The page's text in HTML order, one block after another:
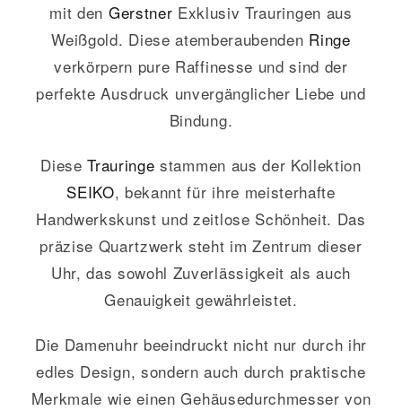
mit den Gerstner Exklusiv Trauringen aus
Weißgold. Diese atemberaubenden Ringe
verkörpern pure Raffinesse und sind der
perfekte Ausdruck unvergänglicher Liebe und
Bindung.
DieseTrauringe stammen aus der Kollektion
SEIKO, bekannt für ihre meisterhafte
Handwerkskunst und zeitlose Schönheit. Das
präzise Quartzwerk steht im Zentrum dieser
Uhr, das sowohl Zuverlässigkeit als auch
Genauigkeit gewährleistet.
Die Damenuhr beeindruckt nicht nur durch ihr
edles Design, sondern auch durch praktische
Merkmale wie einen Gehäusedurchmesser von